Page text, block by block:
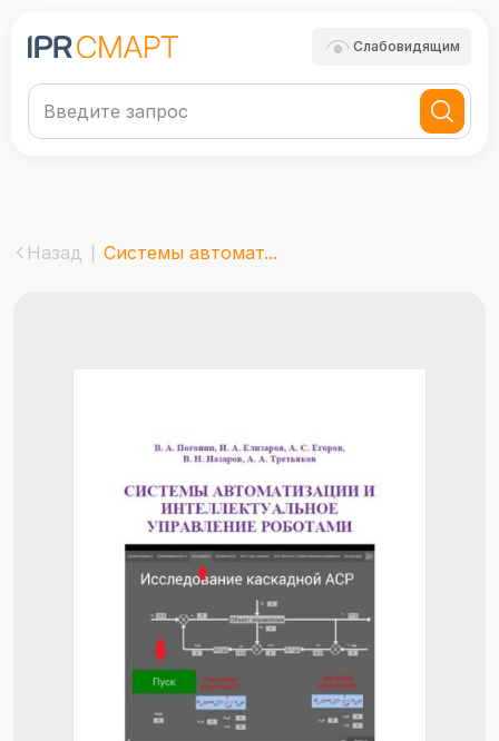
Слабовидящим
Назад Системы автомат...